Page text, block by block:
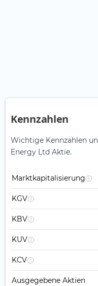
Kennzahlen
Wichtige Kennzahlen
Energy Ltd Aktie.
Marktkapitalisierung
KGV
KBV
KUV
KCV
Ausgegebene Aktien